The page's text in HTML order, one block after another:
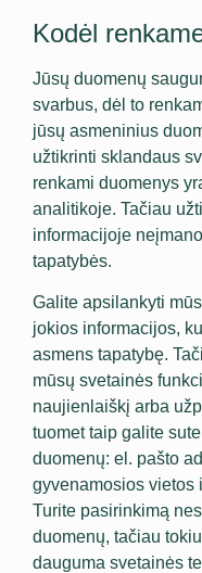
Kodėl
Jūsų duomenų
svarbus, dėl to
jūsų asmeninius
užtikrinti sklandaus
renkami duomenys
analitikoje. Tačiau
informacijoje
tapatybės.
Galite apsilankyti
jokios informacijos,
asmens tapatybę.
mūsų svetainės
naujienlaiškį arba
tuomet taip galite
duomenų: el. pašto
gyvenamosios vietos
Turite pasirinkimą
duomenų, tačiau
dauguma svetainės